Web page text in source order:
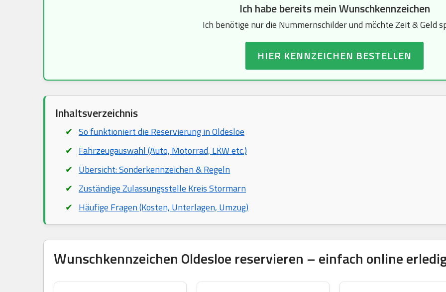
Ich habe bereits mein Wunschkennzeichen
Ich benötige nur die Nummernschilder und möchte Zeit & Geld
HIER KENNZEICHEN BESTELLEN
Inhaltsverzeichnis
So funktioniert die Reservierung in Oldesloe
Fahrzeugauswahl (Auto, Motorrad, LKW etc.)
Übersicht: Sonderkennzeichen & Regeln
Zuständige Zulassungsstelle Kreis Stormarn
Häufige Fragen (Kosten, Unterlagen, Umzug)
Wunschkennzeichen Oldesloe reservieren – einfach online